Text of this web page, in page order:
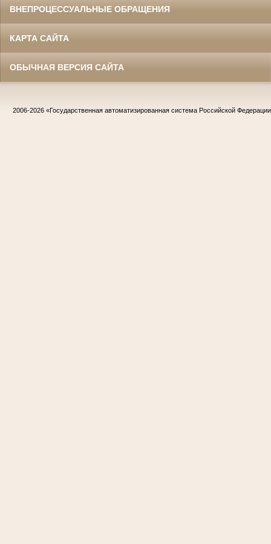
ВНЕПРОЦЕССУАЛЬНЫЕ ОБРАЩЕНИЯ
КАРТА САЙТА
ОБЫЧНАЯ ВЕРСИЯ САЙТА
2006-2026 «Государственная автоматизированная система Российской